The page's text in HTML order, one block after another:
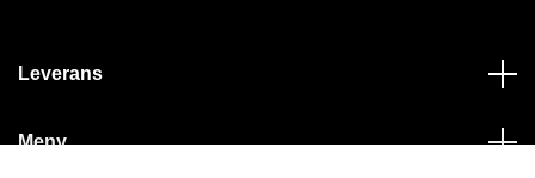
Leverans
Meny